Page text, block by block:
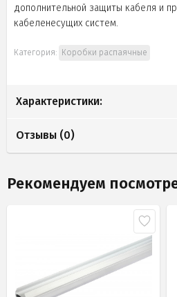
дополнительной защиты кабеля и
кабеленесущих систем.
Категория: Коробки распаячные
Характеристики:
Отзывы (0)
Рекомендуем